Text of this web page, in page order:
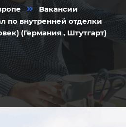
Вакансии
по внутренней отделки
(Германия , Штутгарт)